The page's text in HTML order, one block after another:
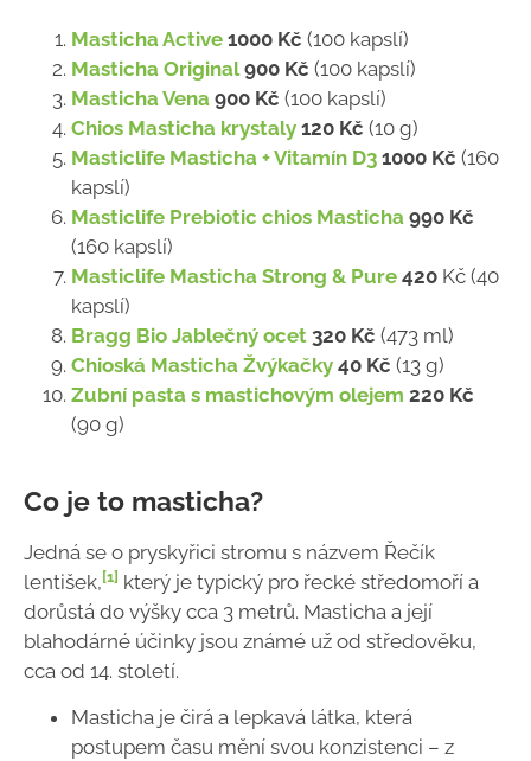
Masticha Active 1000 Kč (100 kapslí)
Masticha Original 900 Kč (100 kapslí)
Masticha Vena 900 Kč (100 kapslí)
Chios Masticha krystaly 120 Kč (10 g)
Masticlife Masticha + Vitamín D3 1000 Kč (160
kapslí)
Masticlife Prebiotic chios Masticha 990 Kč
(160 kapslí)
Masticlife Masticha Strong & Pure 420 Kč (40
kapslí)
Bragg Bio Jablečný ocet 320 Kč (473 ml)
Chioská Masticha Žvýkačky 40 Kč (13 g)
Zubní pasta s mastichovým olejem 220 Kč
(90 g)
Co je to masticha?
Jedná se o pryskyřici stromu s názvem Řečík
lentišek,[1] který je typický pro řecké středomoří a
dorůstá do výšky cca 3 metrů. Masticha a její
blahodárné účinky jsou známé už od středověku,
cca od 14. století.
Masticha je čirá a lepkavá látka, která
postupem času mění svou konzistenci – z